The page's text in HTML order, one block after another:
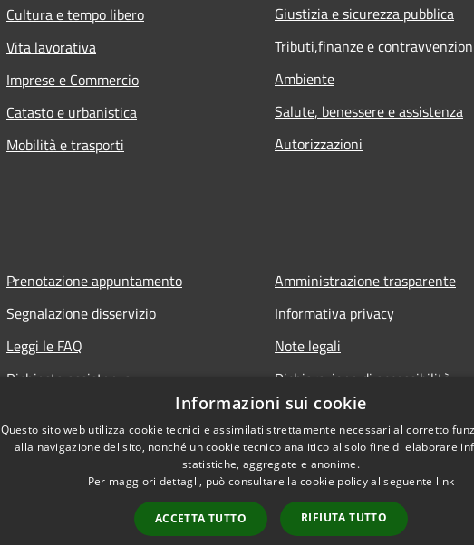
Cultura e tempo libero
Vita lavorativa
Imprese e Commercio
Catasto e urbanistica
Mobilità e trasporti
Giustizia e sicurezza pubblica
Tributi,finanze e
Ambiente
Salute, benessere e assistenza
Autorizzazioni
Prenotazione appuntamento
Segnalazione disservizio
Leggi le FAQ
Richiesta assistenza
Amministrazione trasparente
Informativa privacy
Note legali
Dichiarazione di accessibilità
Informazioni sui cookie
Questo sito web utilizza cookie tecnici e assimilati strettamente necessari al corretto
alla navigazione del sito, nonché un cookie tecnico analitico al solo fine di elaborare
statistiche, aggregate e anonime.
Per maggiori dettagli, può consultare la cookie policy al seguente link
ACCETTA TUTTO RIFIUTA TUTTO